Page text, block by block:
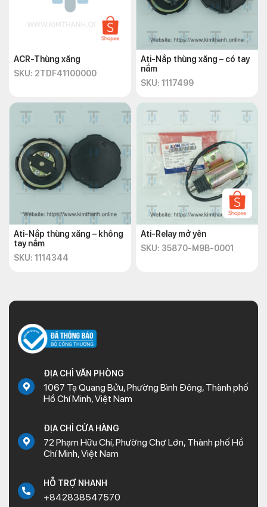
ACR-Thùng xăng
SKU: 2TDF41100000
Ati-Nắp thùng xăng – có tay
nắm
SKU: 1117499
Ati-Nắp thùng xăng – không
tay nắm
SKU: 1114344
Ati-Relay mở yên
SKU: 35870-M9B-0001
ĐỊA CHỈ VĂN PHÒNG
1067 Tạ Quang Bửu, Phường Bình Đông, Thành phố
Hồ Chí Minh, Việt Nam
ĐỊA CHỈ CỬA HÀNG
72 Phạm Hữu Chí, Phường Chợ Lớn, Thành phố Hồ
Chí Minh, Việt Nam
HỖ TRỢ NHANH
+842838547570